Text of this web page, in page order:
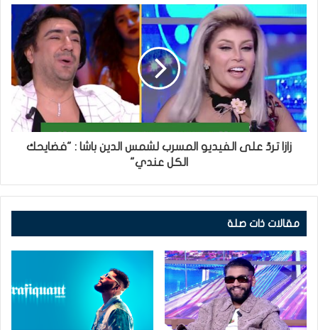
زازا تردّ على الفيديو المسرب لشمس الدين باشا : "فضايحك
الكل عندي"
مقالات ذات صلة